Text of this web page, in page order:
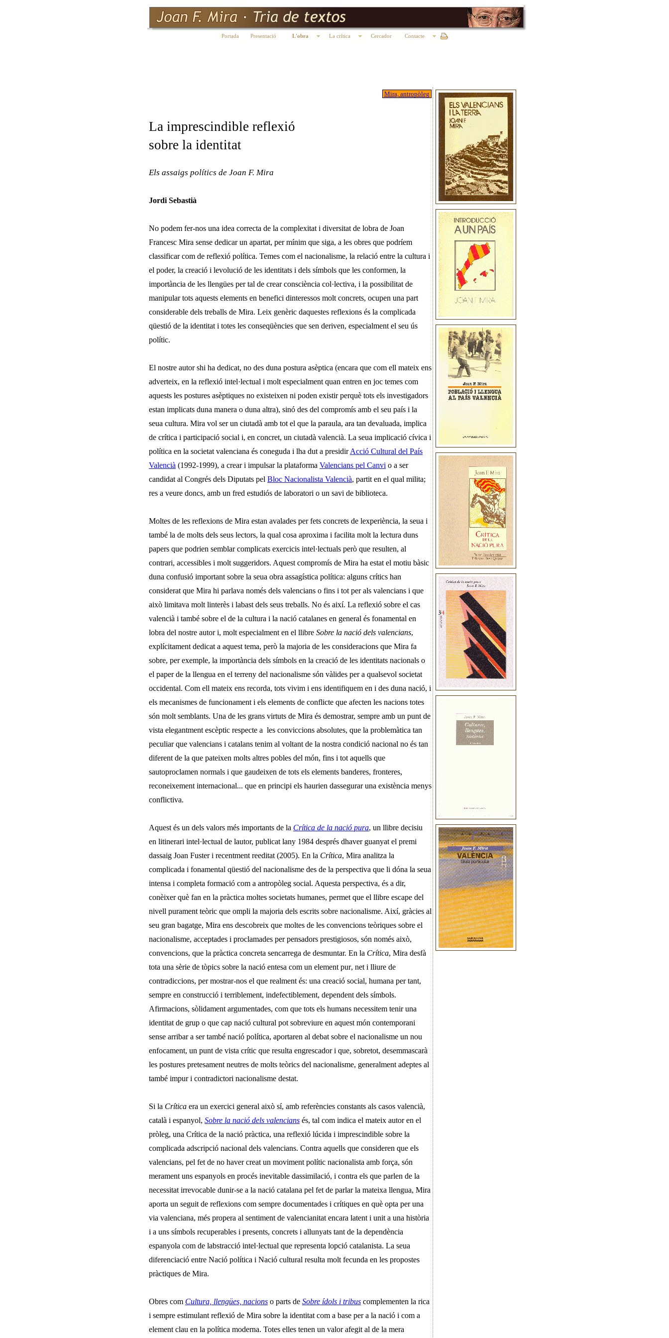
Portada Presentació L'obra La crítica Cercador Contacte
Mira, antropòleg
La imprescindible reflexió
sobre la identitat
Els assaigs polítics de Joan F. Mira
Jordi Sebastià
No podem fer-nos una idea correcta de la complexitat i diversitat de lobra de Joan
Francesc Mira sense dedicar un apartat, per mínim que siga, a les obres que podríem
classificar com de reflexió política. Temes com el nacionalisme, la relació entre la cultura i
el poder, la creació i levolució de les identitats i dels símbols que les conformen, la
importància de les llengües per tal de crear consciència col·lectiva, i la possibilitat de
manipular tots aquests elements en benefici dinteressos molt concrets, ocupen una part
considerable dels treballs de Mira. Leix genèric daquestes reflexions és la complicada
qüestió de la identitat i totes les conseqüències que sen deriven, especialment el seu ús
polític.
El nostre autor shi ha dedicat, no des duna postura asèptica (encara que com ell mateix ens
adverteix, en la reflexió intel·lectual i molt especialment quan entren en joc temes com
aquests les postures asèptiques no existeixen ni poden existir perquè tots els investigadors
estan implicats duna manera o duna altra), sinó des del compromís amb el seu país i la
seua cultura. Mira vol ser un ciutadà amb tot el que la paraula, ara tan devaluada, implica
de crítica i participació social i, en concret, un ciutadà valencià. La seua implicació cívica i
política en la societat valenciana és coneguda i lha dut a presidirAcció Cultural del País
Valencià (1992-1999), a crear i impulsar la plataforma Valencians pel Canvi o a ser
candidat al Congrés dels Diputats pel Bloc Nacionalista Valencià, partit en el qual milita;
res a veure doncs, amb un fred estudiós de laboratori o un savi de biblioteca.
Moltes de les reflexions de Mira estan avalades per fets concrets de lexperiència, la seua i
també la de molts dels seus lectors, la qual cosa aproxima i facilita molt la lectura duns
papers que podrien semblar complicats exercicis intel·lectuals però que resulten, al
contrari, accessibles i molt suggeridors. Aquest compromís de Mira ha estat el motiu bàsic
duna confusió important sobre la seua obra assagística política: alguns crítics han
considerat que Mira hi parlava només dels valencians o fins i tot per als valencians i que
això limitava molt linterès i labast dels seus treballs. No és així. La reflexió sobre el cas
valencià i també sobre el de la cultura i la nació catalanes en general és fonamental en
lobra del nostre autor i, molt especialment en el llibre Sobre la nació dels valencians,
explícitament dedicat a aquest tema, però la majoria de les consideracions que Mira fa
sobre, per exemple, la importància dels símbols en la creació de les identitats nacionals o
el paper de la llengua en el terreny del nacionalisme són vàlides per a qualsevol societat
occidental. Com ell mateix ens recorda, tots vivim i ens identifiquem en i des duna nació, i
els mecanismes de funcionament i els elements de conflicte que afecten les nacions totes
són molt semblants. Una de les grans virtuts de Mira és demostrar, sempre amb un punt de
vista elegantment escèptic respecte a les conviccions absolutes, que la problemàtica tan
peculiar que valencians i catalans tenim al voltant de la nostra condició nacional no és tan
diferent de la que pateixen molts altres pobles del món, fins i tot aquells que
sautoproclamen normals i que gaudeixen de tots els elements banderes, fronteres,
reconeixement internacional... que en principi els haurien dassegurar una existència menys
conflictiva.
Aquest és un dels valors més importants de la Crítica de la nació pura, un llibre decisiu
en litinerari intel·lectual de lautor, publicat lany 1984 després dhaver guanyat el premi
dassaig Joan Fuster i recentment reeditat (2005). En la Crítica, Mira analitza la
complicada i fonamental qüestió del nacionalisme des de la perspectiva que li dóna la seua
intensa i completa formació com a antropòleg social. Aquesta perspectiva, és a dir,
conèixer què fan en la pràctica moltes societats humanes, permet que el llibre escape del
nivell purament teòric que ompli la majoria dels escrits sobre nacionalisme. Així, gràcies al
seu gran bagatge, Mira ens descobreix que moltes de les convencions teòriques sobre el
nacionalisme, acceptades i proclamades per pensadors prestigiosos, són només això,
convencions, que la pràctica concreta sencarrega de desmuntar. En la Crítica, Mira desfà
tota una sèrie de tòpics sobre la nació entesa com un element pur, net i lliure de
contradiccions, per mostrar-nos el que realment és: una creació social, humana per tant,
sempre en construcció i terriblement, indefectiblement, dependent dels símbols.
Afirmacions, sòlidament argumentades, com que tots els humans necessitem tenir una
identitat de grup o que cap nació cultural pot sobreviure en aquest món contemporani
sense arribar a ser també nació política, aportaren al debat sobre el nacionalisme un nou
enfocament, un punt de vista crític que resulta engrescador i que, sobretot, desemmascarà
les postures pretesament neutres de molts teòrics del nacionalisme, generalment adeptes al
també impur i contradictori nacionalisme destat.
Si la Crítica era un exercici general això sí, amb referències constants als casos valencià,
català i espanyol, Sobre la nació dels valencians és, tal com indica el mateix autor en el
pròleg, una Crítica de la nació pràctica, una reflexió lúcida i imprescindible sobre la
complicada adscripció nacional dels valencians. Contra aquells que consideren que els
valencians, pel fet de no haver creat un moviment polític nacionalista amb força, són
merament uns espanyols en procés inevitable dassimilació, i contra els que parlen de la
necessitat irrevocable dunir-se a la nació catalana pel fet de parlar la mateixa llengua, Mira
aporta un seguit de reflexions com sempre documentades i crítiques en què opta per una
via valenciana, més propera al sentiment de valencianitat encara latent i unit a una història
i a uns símbols recuperables i presents, concrets i allunyats tant de la dependència
espanyola com de labstracció intel·lectual que representa lopció catalanista. La seua
diferenciació entre Nació política i Nació cultural resulta molt fecunda en les propostes
pràctiques de Mira.
Obres com Cultura, llengües, nacions o parts de Sobre ídols i tribus complementen la rica
i sempre estimulant reflexió de Mira sobre la identitat com a base per a la nació i com a
element clau en la política moderna. Totes elles tenen un valor afegit al de la mera